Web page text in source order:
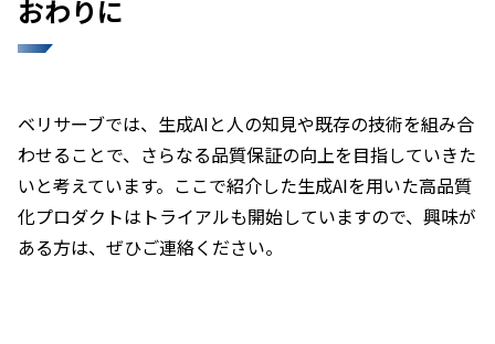
おわりに
ベリサーブでは、生成AIと人の知見や既存の技術を組み合
わせることで、さらなる品質保証の向上を目指していきた
いと考えています。ここで紹介した生成AIを用いた高品質
化プロダクトはトライアルも開始していますので、興味が
ある方は、ぜひご連絡ください。